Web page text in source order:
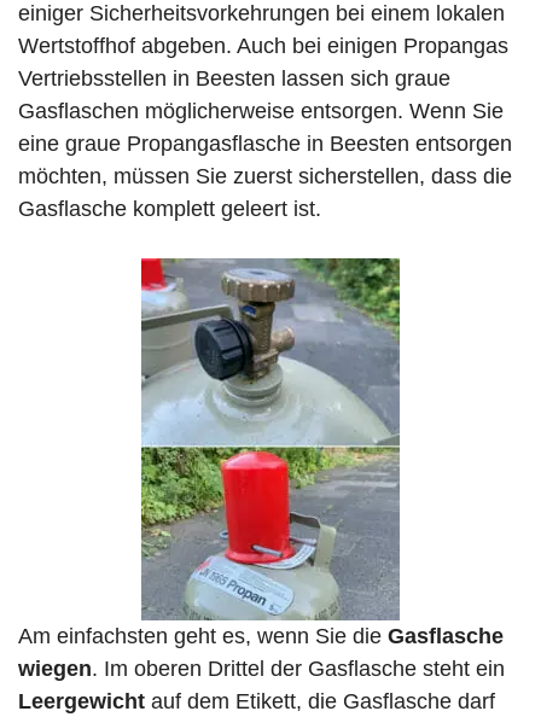
einiger Sicherheitsvorkehrungen bei einem lokalen
Wertstoffhof abgeben. Auch bei einigen Propangas
Vertriebsstellen in Beesten lassen sich graue
Gasflaschen möglicherweise entsorgen. Wenn Sie
eine graue Propangasflasche in Beesten entsorgen
möchten, müssen Sie zuerst sicherstellen, dass die
Gasflasche komplett geleert ist.
Am einfachsten geht es, wenn Sie die Gasflasche
wiegen. Im oberen Drittel der Gasflasche steht ein
Leergewicht auf dem Etikett, die Gasflasche darf